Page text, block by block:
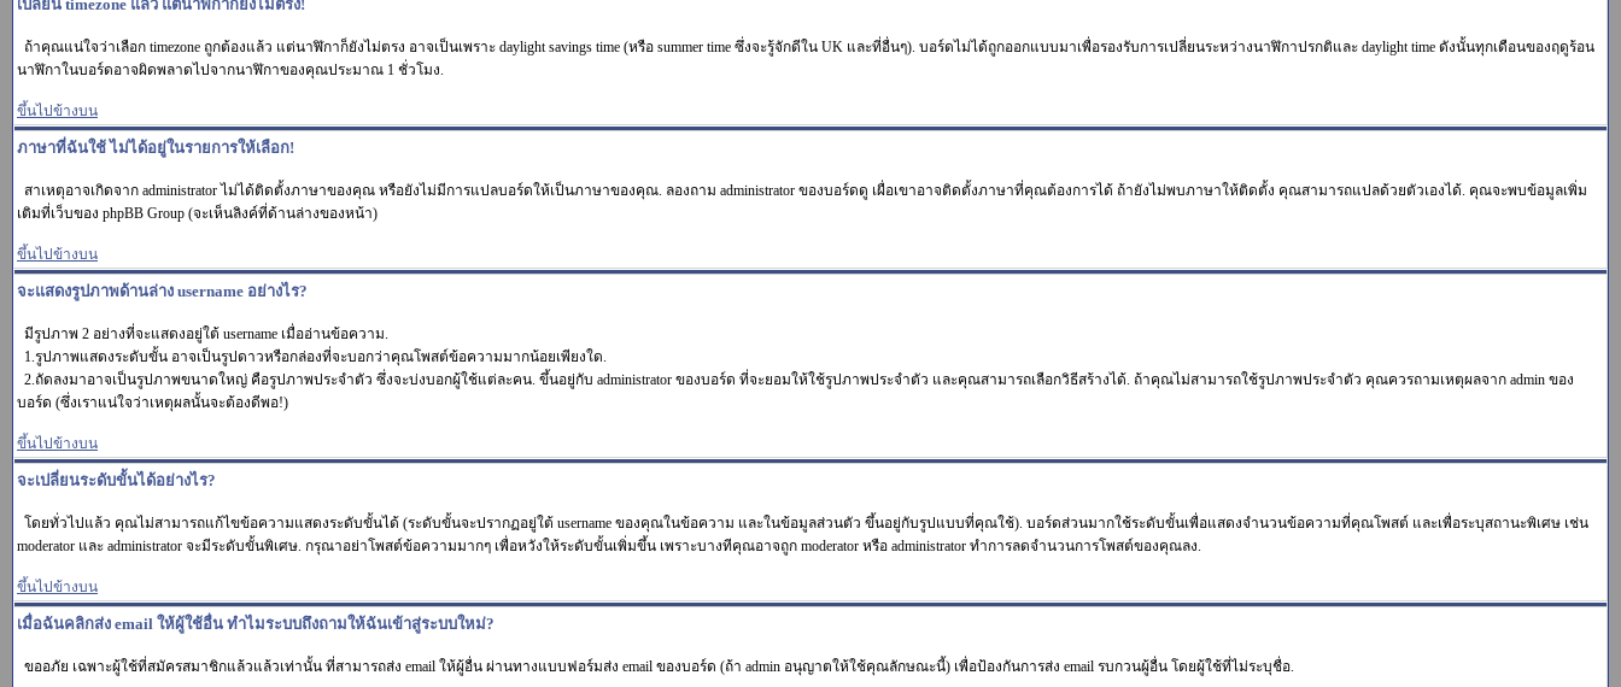
เปลี่ยน timezone แล้ว แต่นาฬิกาก็ยังไม่ตรง!
ถ้าคุณแน่ใจว่าเลือก timezone ถูกต้องแล้ว แต่นาฬิกาก็ยังไม่ตรง อาจเป็นเพราะ daylight savings time (หรือ summer time ซึ่งจะรู้จักดีใน UK และที่อื่นๆ). บอร์ดไม่ได้ถูกออกแบบมาเพื่อรองรับการเปลี่ยนระหว่างนาฬิกาปรกติและ daylight time ดังนั้นทุกเดือนของฤดูร้อน
นาฬิกาในบอร์ดอาจผิดพลาดไปจากนาฬิกาของคุณประมาณ 1 ชั่วโมง.
ขึ้นไปข้างบน
ภาษาที่ฉันใช้ ไม่ได้อยู่ในรายการให้เลือก!
สาเหตุอาจเกิดจาก administrator ไม่ได้ติดตั้งภาษาของคุณ หรือยังไม่มีการแปลบอร์ดให้เป็นภาษาของคุณ. ลองถาม administrator ของบอร์ดดู เผื่อเขาอาจติดตั้งภาษาที่คุณต้องการได้ ถ้ายังไม่พบภาษาให้ติดตั้ง คุณสามารถแปลด้วยตัวเองได้. คุณจะพบข้อมูลเพิ่ม
เติมที่เว็บของ phpBB Group (จะเห็นลิงค์ที่ด้านล่างของหน้า)
ขึ้นไปข้างบน
จะแสดงรูปภาพด้านล่าง username อย่างไร?
มีรูปภาพ 2 อย่างที่จะแสดงอยู่ใต้ username เมื่ออ่านข้อความ.
1.รูปภาพแสดงระดับขั้น อาจเป็นรูปดาวหรือกล่องที่จะบอกว่าคุณโพสต์ข้อความมากน้อยเพียงใด.
2.ถัดลงมาอาจเป็นรูปภาพขนาดใหญ่ คือรูปภาพประจำตัว ซึ่งจะบ่งบอกผู้ใช้แต่ละคน. ขึ้นอยู่กับ administrator ของบอร์ด ที่จะยอมให้ใช้รูปภาพประจำตัว และคุณสามารถเลือกวิธีสร้างได้. ถ้าคุณไม่สามารถใช้รูปภาพประจำตัว คุณควรถามเหตุผลจาก admin ของ
บอร์ด (ซึ่งเราแน่ใจว่าเหตุผลนั้นจะต้องดีพอ!)
ขึ้นไปข้างบน
จะเปลี่ยนระดับขั้นได้อย่างไร?
โดยทั่วไปแล้ว คุณไม่สามารถแก้ไขข้อความแสดงระดับขั้นได้ (ระดับขั้นจะปรากฏอยู่ใต้ username ของคุณในข้อความ และในข้อมูลส่วนตัว ขึ้นอยู่กับรูปแบบที่คุณใช้). บอร์ดส่วนมากใช้ระดับขั้นเพื่อแสดงจำนวนข้อความที่คุณโพสต์ และเพื่อระบุสถานะพิเศษ เช่น
moderator และ administrator จะมีระดับขั้นพิเศษ. กรุณาอย่าโพสต์ข้อความมากๆ เพื่อหวังให้ระดับขั้นเพิ่มขึ้น เพราะบางทีคุณอาจถูก moderator หรือ administrator ทำการลดจำนวนการโพสต์ของคุณลง.
ขึ้นไปข้างบน
เมื่อฉันคลิกส่ง email ให้ผู้ใช้อื่น ทำไมระบบถึงถามให้ฉันเข้าสู่ระบบใหม่?
ขออภัย เฉพาะผู้ใช้ที่สมัครสมาชิกแล้วแล้วเท่านั้น ที่สามารถส่ง email ให้ผู้อื่น ผ่านทางแบบฟอร์มส่ง email ของบอร์ด (ถ้า admin อนุญาตให้ใช้คุณลักษณะนี้) เพื่อป้องกันการส่ง email รบกวนผู้อื่น โดยผู้ใช้ที่ไม่ระบุชื่อ.